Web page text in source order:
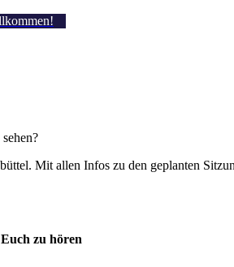
Mit allen Infos zu den geplanten
zu hören